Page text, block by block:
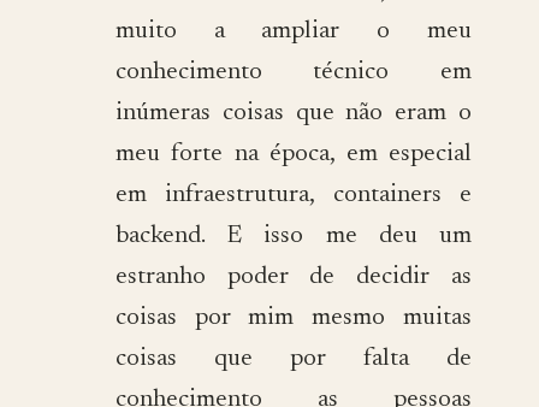
muito a ampliar o meu
conhecimento técnico em
inúmeras coisas que não eram o
meu forte na época, em especial
em infraestrutura, containers e
backend. E isso me deu um
estranho poder de decidir as
coisas por mim mesmo muitas
coisas que por falta de
conhecimento as pessoas